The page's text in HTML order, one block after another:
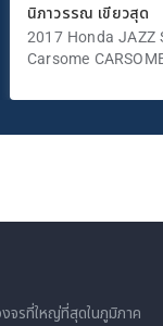
นิภาวรรณ เขียวสุด
2017 Honda JAZZ
Carsome
จรที่ใหญ่ที่สุดในภูมิภาค